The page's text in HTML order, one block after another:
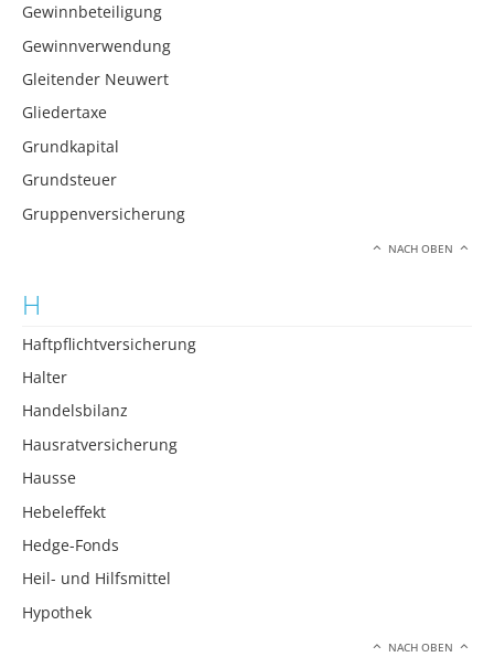
Gewinnbeteiligung
Gewinnverwendung
Gleitender Neuwert
Gliedertaxe
Grundkapital
Grundsteuer
Gruppenversicherung
NACH OBEN
H
Haftpflichtversicherung
Halter
Handelsbilanz
Hausratversicherung
Hausse
Hebeleffekt
Hedge-Fonds
Heil- und Hilfsmittel
Hypothek
NACH OBEN